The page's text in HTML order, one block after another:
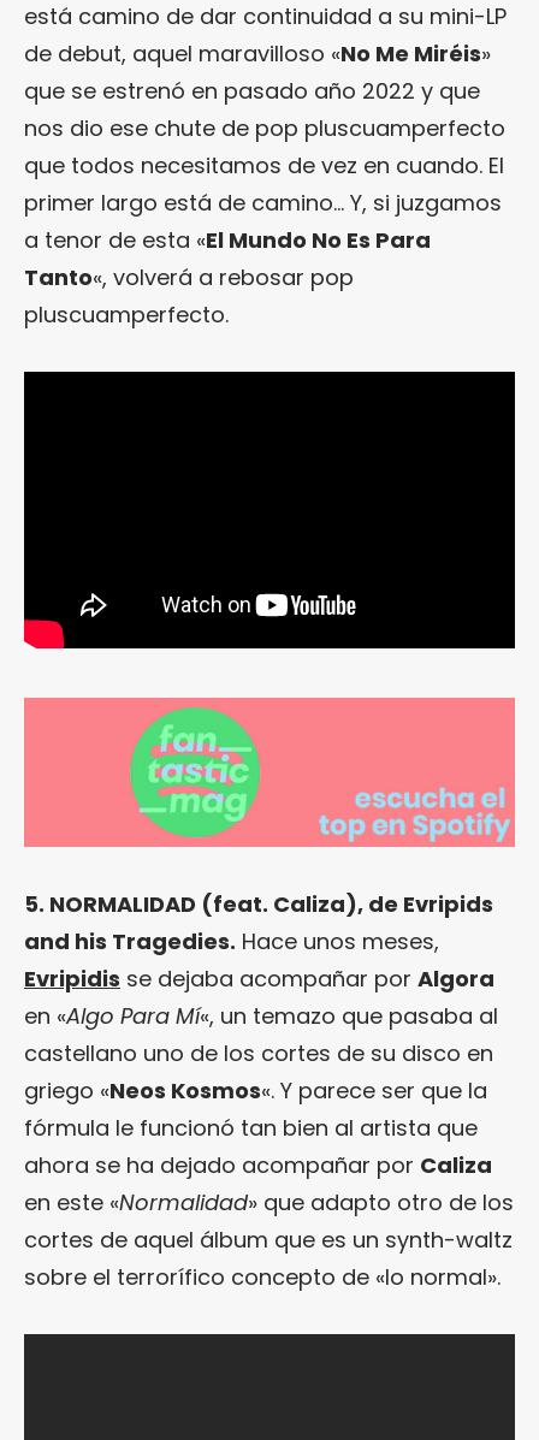
está camino de dar continuidad a su mini-LP
de debut, aquel maravilloso «No Me Miréis»
que se estrenó en pasado año 2022 y que
nos dio ese chute de pop pluscuamperfecto
que todos necesitamos de vez en cuando. El
primer largo está de camino… Y, si juzgamos
a tenor de esta «El Mundo No Es Para
Tanto«, volverá a rebosar pop
pluscuamperfecto.
5. NORMALIDAD (feat. Caliza), de Evripids
and his Tragedies. Hace unos meses,
Evripidis se dejaba acompañar por Algora
en «Algo Para Mí«, un temazo que pasaba al
castellano uno de los cortes de su disco en
griego «Neos Kosmos«. Y parece ser que la
fórmula le funcionó tan bien al artista que
ahora se ha dejado acompañar por Caliza
en este «Normalidad» que adapto otro de los
cortes de aquel álbum que es un synth-waltz
sobre el terrorífico concepto de «lo normal».